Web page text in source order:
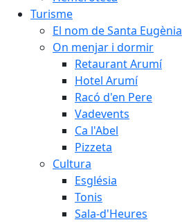
Turisme
El nom de Santa Eugènia
On menjar i dormir
Retaurant Arumí
Hotel Arumí
Racó d'en Pere
Vadevents
Ca l'Abel
Pizzeta
Cultura
Església
Tonis
Sala-d'Heures